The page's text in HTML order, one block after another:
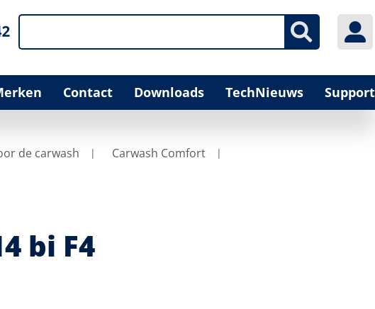
Contact Downloads TechNieuws Support
de carwash
Carwash Comfort
bi F4